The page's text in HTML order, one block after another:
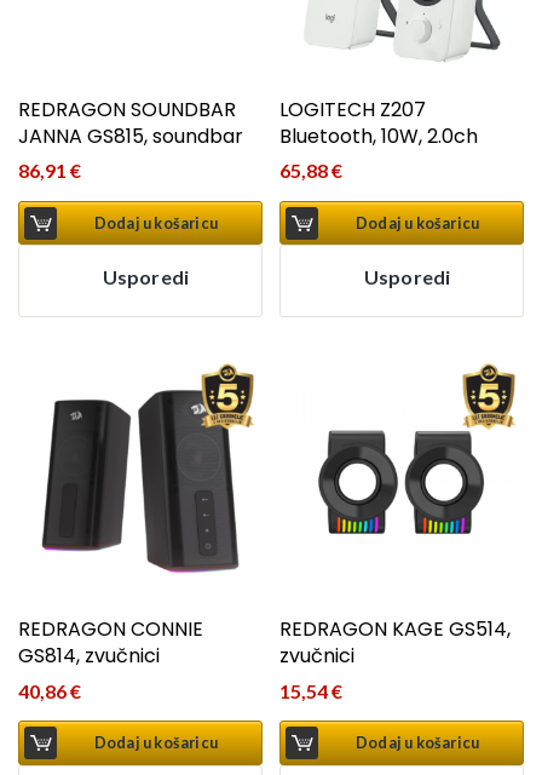
REDRAGON SOUNDBAR
JANNA GS815, soundbar
86,91 €
Dodaj u košaricu
Usporedi
LOGITECH Z207
Bluetooth, 10W, 2.0ch
65,88€
Dodaj u košaricu
Usporedi
REDRAGON CONNIE
GS814, zvučnici
40,86€
Dodaj u košaricu
REDRAGON KAGE GS514,
zvučnici
15,54€
Dodaj u košaricu